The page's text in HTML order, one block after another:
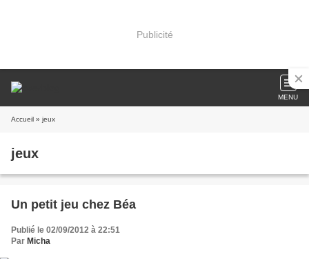
Publicité
MENU
Accueil » jeux
jeux
Un petit jeu chez Béa
Publié le 02/09/2012 à 22:51
Par Micha